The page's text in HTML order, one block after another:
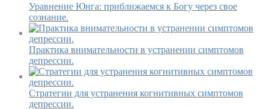
Уравнение Юнга: приближаемся к Богу через свое
сознание.
Практика внимательности в устранении симптомов
депрессии.
Стратегии для устранения когнитивных симптомов
депрессии.